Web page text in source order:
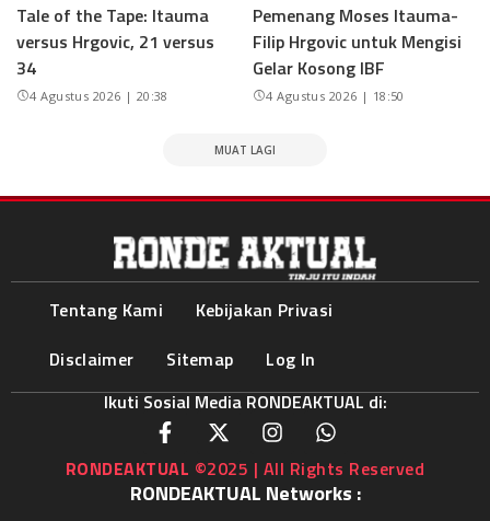
Tale of the Tape: Itauma
versus Hrgovic, 21 versus
34
4 Agustus 2026 | 20:38
Pemenang Moses Itauma-
Filip Hrgovic untuk Mengisi
Gelar Kosong IBF
4 Agustus 2026 | 18:50
MUAT LAGI
Tentang Kami
Kebijakan Privasi
Disclaimer
Sitemap
Log In
Ikuti Sosial Media RONDEAKTUAL di:
RONDEAKTUAL ©2025 | All Rights Reserved
RONDEAKTUAL Networks :